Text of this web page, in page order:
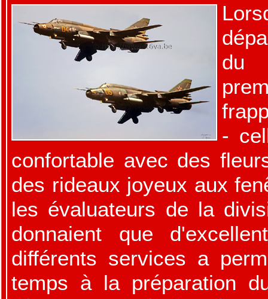
du
-
confortable avec des
des rideaux joyeux aux
les évaluateurs de la
donnaient que
différents services a
temps à la préparation